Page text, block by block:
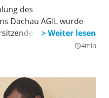
des
Dachau AGIL wurde
gewählt.
query_builder4min